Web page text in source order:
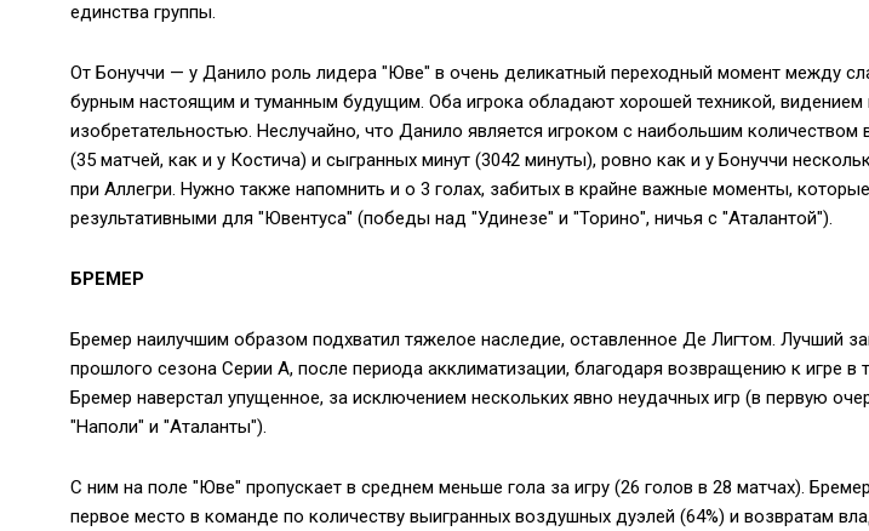
единства группы.
От Бонуччи — у Данило роль лидера "Юве" в очень деликатный переходный момент между
бурным настоящим и туманным будущим. Оба игрока обладают хорошей техникой, видением
изобретательностью. Неслучайно, что Данило является игроком с наибольшим количеством
(35 матчей, как и у Костича) и сыгранных минут (3042 минуты), ровно как и у Бонуччи
при Аллегри. Нужно также напомнить и о 3 голах, забитых в крайне важные моменты,
результативными для "Ювентуса" (победы над "Удинезе" и "Торино", ничья с "Аталантой").
БРЕМЕР
Бремер наилучшим образом подхватил тяжелое наследие, оставленное Де Лигтом. Лучший
прошлого сезона Серии А, после периода акклиматизации, благодаря возвращению к игре в
Бремер наверстал упущенное, за исключением нескольких явно неудачных игр (в первую
"Наполи" и "Аталанты").
С ним на поле "Юве" пропускает в среднем меньше гола за игру (26 голов в 28 матчах).
первое место в команде по количеству выигранных воздушных дуэлей (64%) и возвратам